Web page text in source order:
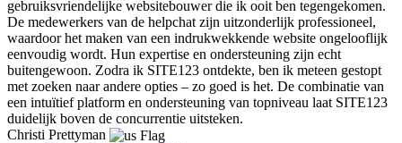
gebruiksvriendelijke websitebouwer die ik ooit ben tegengekomen.
De medewerkers van de helpchat zijn uitzonderlijk professioneel,
waardoor het maken van een indrukwekkende website ongelooflijk
eenvoudig wordt. Hun expertise en ondersteuning zijn echt
buitengewoon. Zodra ik SITE123 ontdekte, ben ik meteen gestopt
met zoeken naar andere opties – zo goed is het. De combinatie van
een intuïtief platform en ondersteuning van topniveau laat SITE123
duidelijk boven de concurrentie uitsteken.
Christi Prettyman